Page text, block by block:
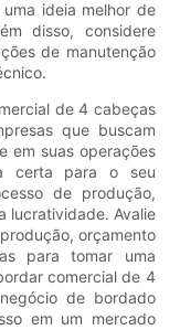
ideia melhor de
disso, considere
de manutenção
de 4 cabeças
que buscam
em suas operações
certa para o seu
de produção,
lucratividade. Avalie
orçamento
para tomar uma
comercial de 4
de bordado
em um mercado